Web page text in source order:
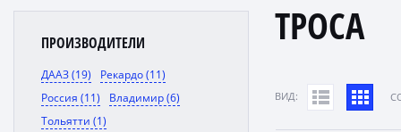
ПРОИЗВОДИТЕЛИ
ДААЗ (19)
Рекардо (11)
Россия (11)
Владимир (6)
Тольятти (1)
ТРОСА
ВИД: